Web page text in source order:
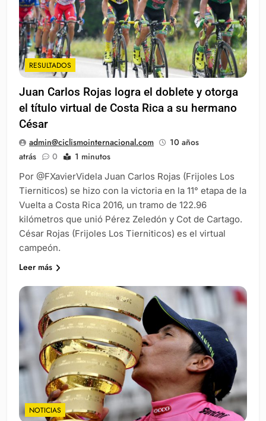
RESULTADOS
Juan Carlos Rojas logra el doblete y otorga
el título virtual de Costa Rica a su hermano
César
admin@ciclismointernacional.com
10 años
atrás
0 1 minutos
Por @FXavierVidela Juan Carlos Rojas (Frijoles Los
Tierniticos) se hizo con la victoria en la 11° etapa de la
Vuelta a Costa Rica 2016, un tramo de 122.96
kilómetros que unió Pérez Zeledón y Cot de Cartago.
César Rojas (Frijoles Los Tierniticos) es el virtual
campeón.
Leer más
NOTICIAS